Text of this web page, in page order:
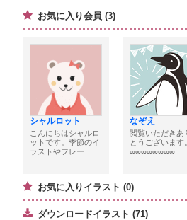
お気に入り会員 (3)
シャルロット
こんにちはシャルロ
ットです。季節のイ
ラストやフレー...
なぞえ
閲覧いただきあ
とうございます
∞∞∞∞∞∞∞∞...
お気に入りイラスト (0)
ダウンロードイラスト (71)